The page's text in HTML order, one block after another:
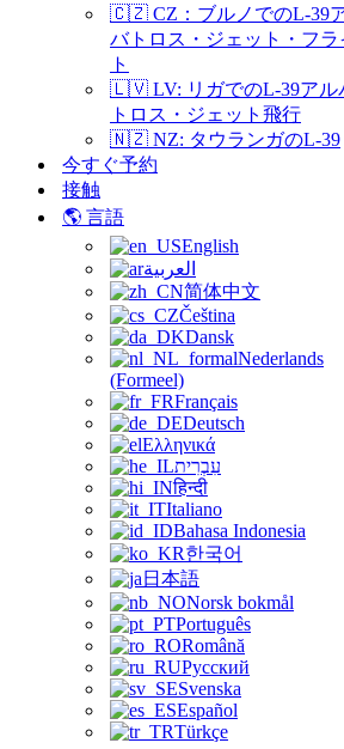
🇨🇿 CZ：ブルノでのL-39
バトロス・ジェット・フラ
ト
🇱🇻 LV: リガでのL-39アル
トロス・ジェット飛行
🇳🇿 NZ: タウランガのL-39
今すぐ予約
接触
🌎 言語
English
العربية
简体中文
Čeština
Dansk
Nederlands
(Formeel)
Français
Deutsch
Ελληνικά
עִבְרִית
हिन्दी
Italiano
Bahasa Indonesia
한국어
日本語
Norsk bokmål
Português
Română
Русский
Svenska
Español
Türkçe